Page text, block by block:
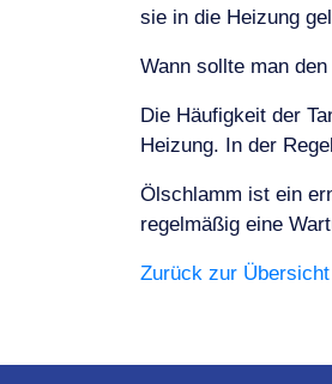
sie in die Heizung
Wann sollte man
Die Häufigkeit der
Heizung. In der
Ölschlamm ist ein
regelmäßig eine
Zurück zur Übersicht